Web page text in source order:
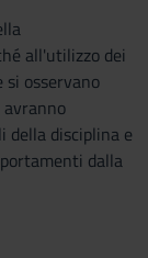
all'utilizzo dei
si osservano
della disciplina e
dalla